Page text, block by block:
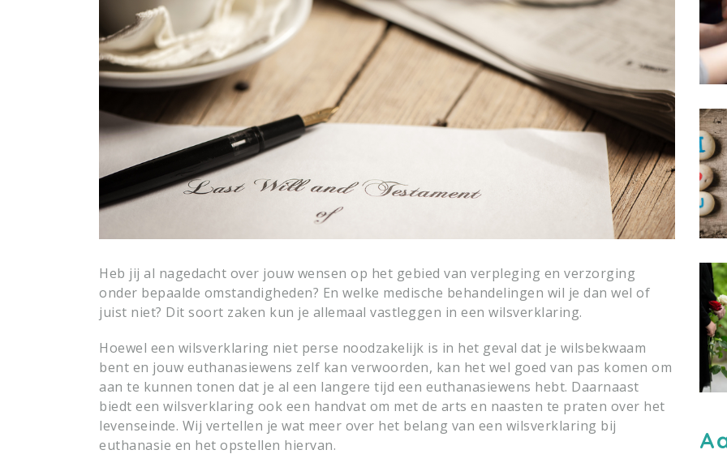
Heb jij al nagedacht over jouw wensen op het gebied van verpleging en verzorging
onder bepaalde omstandigheden? En welke medische behandelingen wil je dan wel of
juist niet? Dit soort zaken kun je allemaal vastleggen in een wilsverklaring.
Hoewel een wilsverklaring niet perse noodzakelijk is in het geval dat je wilsbekwaam
bent en jouw euthanasiewens zelf kan verwoorden, kan het wel goed van pas komen om
aan te kunnen tonen dat je al een langere tijd een euthanasiewens hebt. Daarnaast
biedt een wilsverklaring ook een handvat om met de arts en naasten te praten over het
levenseinde. Wij vertellen je wat meer over het belang van een wilsverklaring bij
euthanasie en het opstellen hiervan.